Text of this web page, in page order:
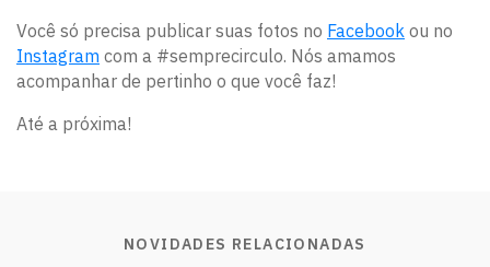
Você só precisa publicar suas fotos no Facebook ou no
Instagram com a #semprecirculo. Nós amamos
acompanhar de pertinho o que você faz!
Até a próxima!
NOVIDADES RELACIONADAS